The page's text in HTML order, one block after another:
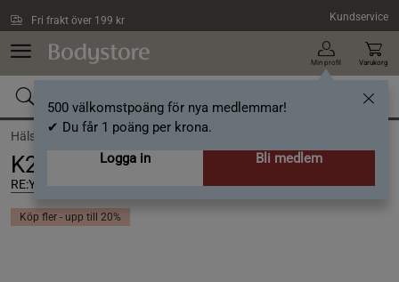
Fri frakt över 199 kr Kundservice
Min profil
500 välkomstpoäng för nya medlemmar!
✔ Du får 1 poäng per krona.
Logga in
Bli medlem
Varukorg
Hälsa / Vitaminer /Övriga vitaminer
K2-D3 100 kapslar
RE:YOU
Köp fler - upp till 20%